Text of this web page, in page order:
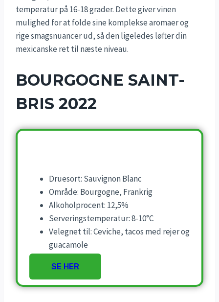
temperatur på 16-18 grader. Dette giver vinen
mulighed for at folde sine komplekse aromaer og
rige smagsnuancer ud, så den ligeledes løfter din
mexicanske ret til næste niveau.
BOURGOGNE SAINT-
BRIS 2022
Druesort: Sauvignon Blanc
Område: Bourgogne, Frankrig
Alkoholprocent: 12,5%
Serveringstemperatur: 8-10°C
Velegnet til: Ceviche, tacos med rejer og
guacamole
SE HER